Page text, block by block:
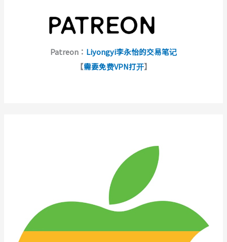
Patreon： Liyongyi李永怡的交易笔记
【需要免费VPN打开】